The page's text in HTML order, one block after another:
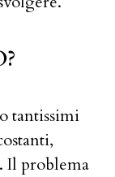
tantissimi
. Il problema